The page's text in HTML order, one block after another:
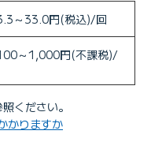
～33.0円(税込)/回
～1,000円(不課税)/
ください。
かりますか